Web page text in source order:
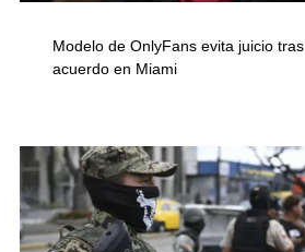
Modelo de OnlyFans evita juicio tras
acuerdo en Miami